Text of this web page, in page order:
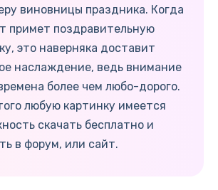
виновницы праздника. Когда
примет поздравительную
это наверняка доставит
наслаждение, ведь внимание
более чем любо-дорого.
любую картинку имеется
скачать бесплатно и
в форум, или сайт.